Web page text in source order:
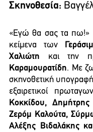
Σκηνοθεσία:
«Εγώ θα σας τα πω!»
κείμενα των
Χαλιώτη και την
Καραμουρατίδη. Με
σκηνοθετική
εξαιρετικοί
Κοκκίδου,
Ζερόμ Καλούτα,
Αλέξης Βιδαλάκης